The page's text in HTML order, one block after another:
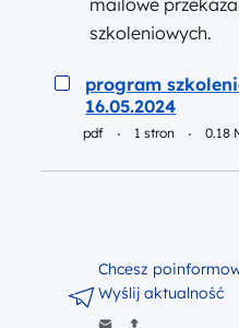
mailowe
szkoleniowych.
Podgląd
program
16.05.2024
pdf 1 stron 0.18
Chcesz
Wyślij aktualność